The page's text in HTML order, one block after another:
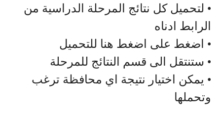
• لتحميل كل نتائج المرحلة الدراسية من
الرابط ادناه
• اضغط على اضغط هنا للتحميل
• ستنتقل الى قسم النتائج للمرحلة
• يمكن اختيار نتيجة اي محافظة ترغب
وتحملها